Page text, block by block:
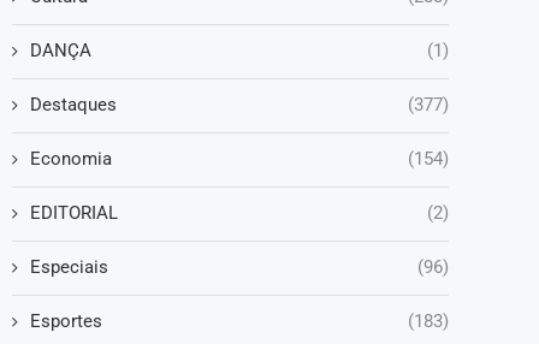
DANÇA (1)
Destaques (377)
Economia (154)
EDITORIAL (2)
Especiais (96)
Esportes (183)